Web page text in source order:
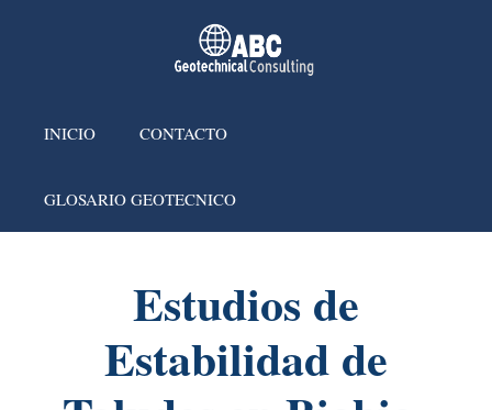
INICIO CONTACTO
GLOSARIO GEOTECNICO
Estudios de
Estabilidad de